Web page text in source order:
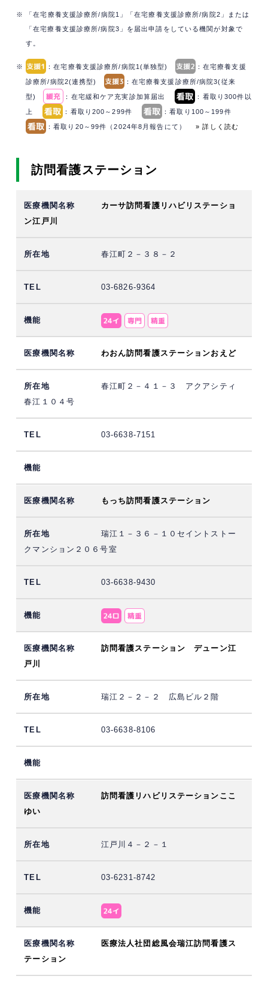
※ 「在宅療養支援診療所/病院1」「在宅療養支援診療所/病院2」または
「在宅療養支援診療所/病院3」を届出申請をしている機関が対象で
す。
※ ：在宅療養支援診療所/病院1(単独型) ：在宅療養支援
診療所/病院2(連携型) ：在宅療養支援診療所/病院3(従来
型) ：在宅緩和ケア充実診加算届出 ：看取り300件以
上 ：看取り200～299件 ：看取り100～199件
：看取り20～99件（2024年8月報告にて）» 詳しく読む
訪問看護ステーション
カーサ訪問看護リハビリステーショ
ン江戸川
春江町２－３８－２
03-6826-9364
わおん訪問看護ステーションおえど
春江町２－４１－３ アクアシティ
春江１０４号
03-6638-7151
もっち訪問看護ステーション
瑞江１－３６－１０セイントストー
クマンション２０６号室
03-6638-9430
訪問看護ステーション デューン江
戸川
瑞江２－２－２ 広島ビル２階
03-6638-8106
訪問看護リハビリステーションここ
ゆい
江戸川４－２－１
03-6231-8742
医療法人社団総風会瑞江訪問看護ス
テーション